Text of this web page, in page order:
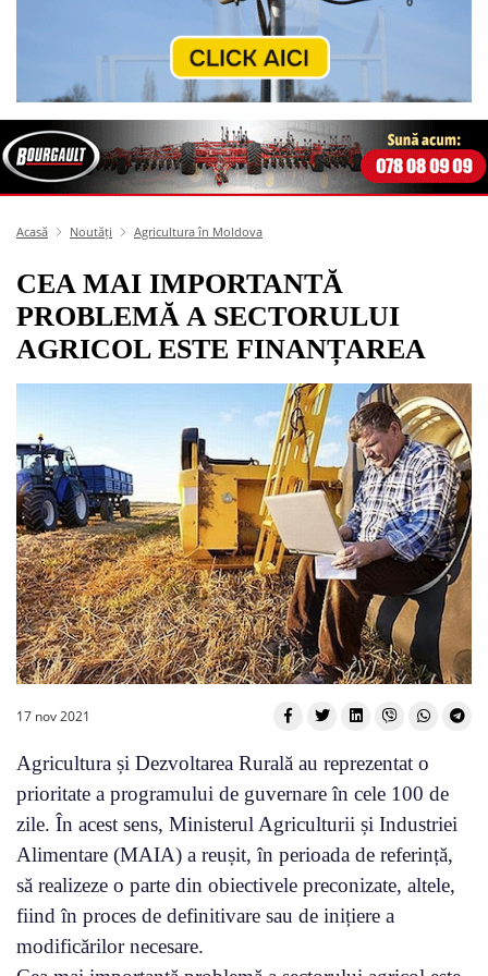
Acasă Noutăți Agricultura în Moldova
CEA MAI IMPORTANTĂ
PROBLEMĂ A SECTORULUI
AGRICOL ESTE FINANȚAREA
17 nov 2021
Agricultura și Dezvoltarea Rurală au reprezentat o
prioritate a programului de guvernare în cele 100 de
zile. În acest sens, Ministerul Agriculturii și Industriei
Alimentare (MAIA) a reușit, în perioada de referință,
să realizeze o parte din obiectivele preconizate, altele,
fiind în proces de definitivare sau de inițiere a
modificărilor necesare.